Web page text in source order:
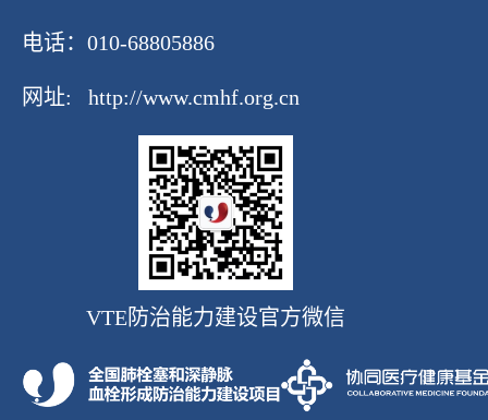
电话：010-68805886
网址: http://www.cmhf.org.cn
VTE防治能力建设官方微信